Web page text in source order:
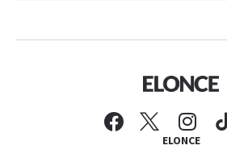
ELONCE